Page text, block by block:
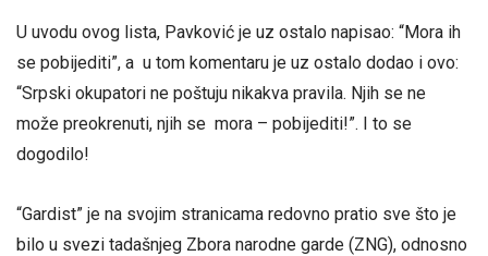
U uvodu ovog lista, Pavković je uz ostalo napisao: “Mora ih
se pobijediti”, a u tom komentaru je uz ostalo dodao i ovo:
“Srpski okupatori ne poštuju nikakva pravila. Njih se ne
može preokrenuti, njih se mora – pobijediti!”. I to se
dogodilo!
“Gardist” je na svojim stranicama redovno pratio sve što je
bilo u svezi tadašnjeg Zbora narodne garde (ZNG), odnosno